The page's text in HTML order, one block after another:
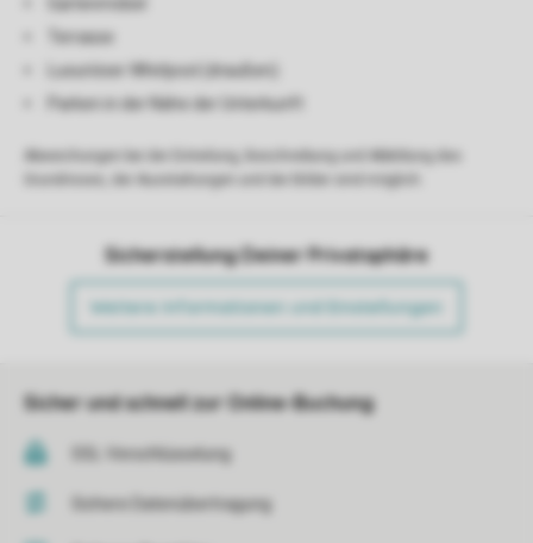
Terrasse
Luxuriöser Whirlpool (draußen)
Parken in der Nähe der Unterkunft
Sicherstellung Deiner Privatsphäre
Weitere Informationen und Einstellungen
Sicher und schnell zur Online-Buchung
SSL-Verschlüsselung
Sichere Datenübertragung